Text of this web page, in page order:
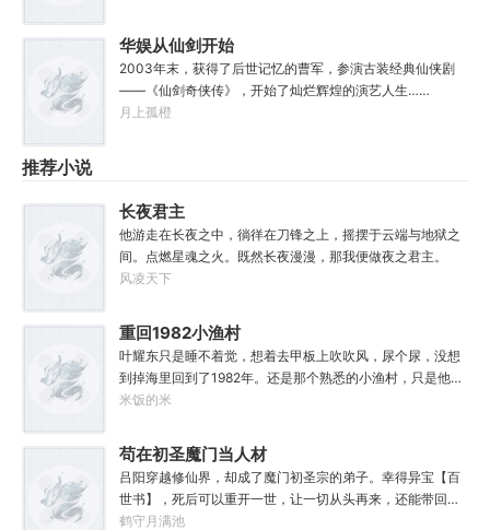
的人生。 家人？何为家人？ 提供负面情绪供我修炼，亦或者
万魂幡里一聚吧！ 秦长生直接脱离家族，利用魔道手段疯狂
提升实力。 同时发现这养子竟是私生子。
华娱从仙剑开始
2003年末，获得了后世记忆的曹军，参演古装经典仙侠剧
——《仙剑奇侠传》，开始了灿烂辉煌的演艺人生……
月上孤橙
推荐小说
长夜君主
他游走在长夜之中，徜徉在刀锋之上，摇摆于云端与地狱之
间。点燃星魂之火。既然长夜漫漫，那我便做夜之君主。
风凌天下
重回1982小渔村
叶耀东只是睡不着觉，想着去甲板上吹吹风，尿个尿，没想
到掉海里回到了1982年。还是那个熟悉的小渔村，只是他已
经不是年轻时候的他了。混账了半辈子，这回他想好好来过
他也没什么大理想大志向，只想挽回遗憾，跟老婆好好过日
子，一家子平安喜乐就好。
米饭的米
苟在初圣魔门当人材
吕阳穿越修仙界，却成了魔门初圣宗的弟子。幸得异宝【百
世书】，死后可以重开一世，让一切从头再来，还能带回前
世的宝物，修为，寿命，甚至觉醒特殊的天赋。奈何次数有
鹤守月满池